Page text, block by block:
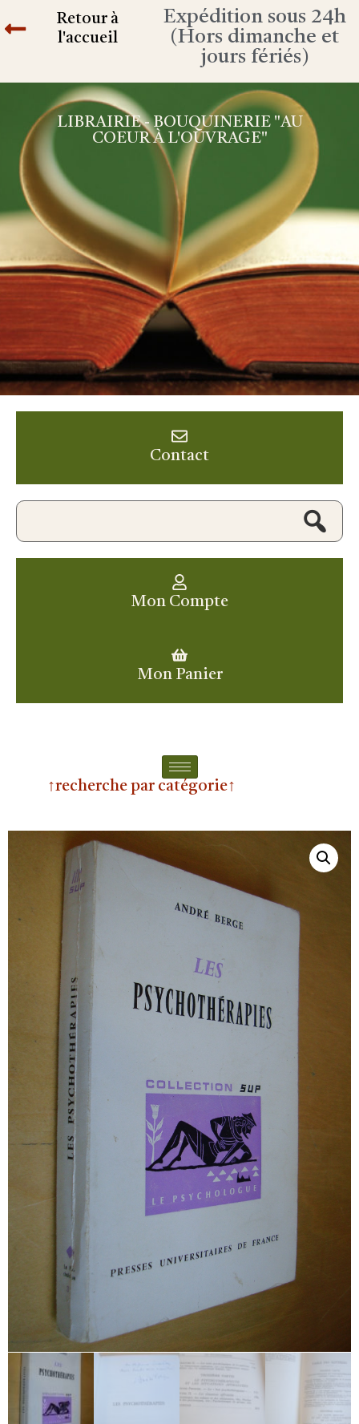
Retour à
l'accueil
Expédition sous 24h
(Hors dimanche et
jours fériés)
LIBRAIRIE - BOUQUINERIE "AU
COEUR À L'OUVRAGE"
Contact
Mon Compte
Mon Panier
↑recherche par catégorie↑